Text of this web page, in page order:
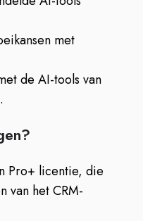
met
de AI-tools van
Pro+ licentie, die
van het CRM-